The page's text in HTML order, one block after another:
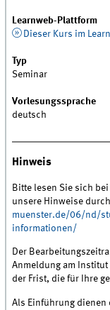
Learnweb-Plattform
Dieser Kurs im
Typ
Seminar
Vorlesungssprache
deutsch
Hinweis
Bitte lesen Sie sich
unsere Hinweise
muenster.de/06/nd/
informationen/
Der
Anmeldung am
der Frist, die für Ihre
Als Einführung dienen